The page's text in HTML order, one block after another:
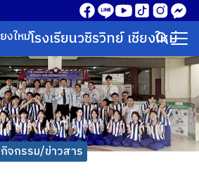
โรงเรียนวชิรวิทย์ เชียงใหม่
กิจกรรม/ข่าวสาร